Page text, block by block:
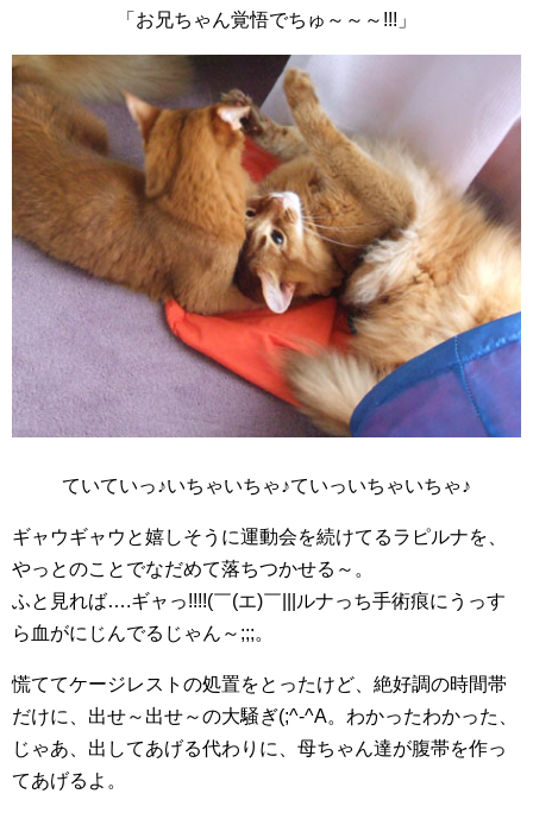
「お兄ちゃん覚悟でちゅ～～～!!!」
ていていっ♪いちゃいちゃ♪ていっいちゃいちゃ♪
ギャウギャウと嬉しそうに運動会を続けてるラピルナを、
やっとのことでなだめて落ちつかせる～。
ふと見れば….ギャっ!!!!(￣(エ)￣|||ルナっち手術痕にうっす
ら血がにじんでるじゃん～;;;。
慌ててケージレストの処置をとったけど、絶好調の時間帯
だけに、出せ～出せ～の大騒ぎ(;^-^A。わかったわかった、
じゃあ、出してあげる代わりに、母ちゃん達が腹帯を作っ
てあげるよ。